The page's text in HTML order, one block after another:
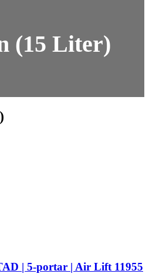
(15 Liter)
| 5-portar | Air Lift 11955